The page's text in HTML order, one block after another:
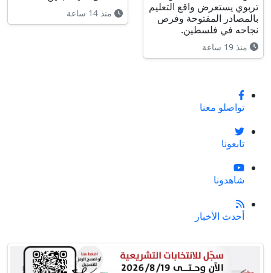
تربوي يستعرض واقع التعليم
بالمصادر المفتوحة وفرص
نجاحه في فلسطين.
منذ 19 ساعة
منذ 14 ساعة
تواصلو معنا
تابعونا
شاهدونا
أحدث الأخبار